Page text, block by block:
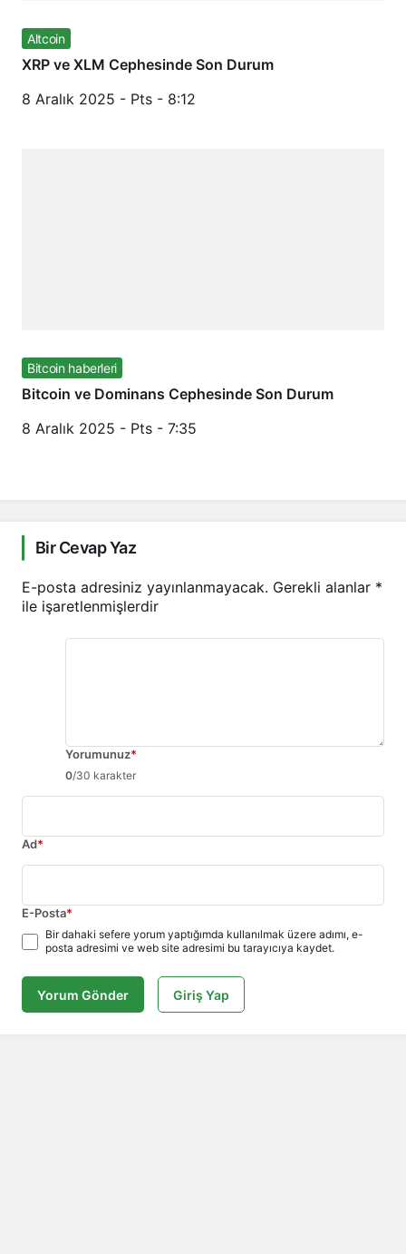
Altcoin
XRP ve XLM Cephesinde Son Durum
8 Aralık 2025 - Pts - 8:12
Bitcoin haberleri
Bitcoin ve Dominans Cephesinde Son Durum
8 Aralık 2025 - Pts - 7:35
Bir Cevap Yaz
E-posta adresiniz yayınlanmayacak. Gerekli alanlar *
ile işaretlenmişlerdir
Yorumunuz*
0/30 karakter
Ad*
E-Posta*
Bir dahaki sefere yorum yaptığımda kullanılmak üzere adımı, e-
posta adresimi ve web site adresimi bu tarayıcıya kaydet.
Yorum Gönder Giriş Yap